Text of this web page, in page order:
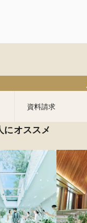
資料請求
にオススメ